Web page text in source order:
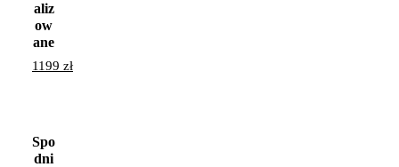
aliz
ow
ane
1199 zł
Spo
dni